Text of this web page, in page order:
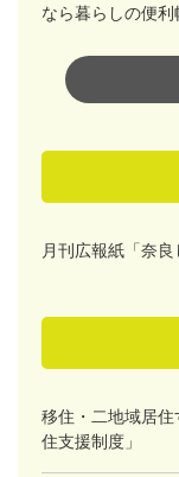
なら暮らしの便
月刊広報紙「奈良
移住・二地域居
住支援制度」